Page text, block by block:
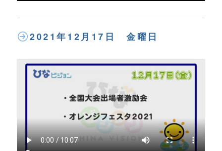
2021年12月17日 金曜日